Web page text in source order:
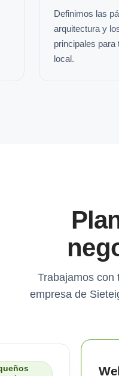
Definimos las
arquitectura y
principales para
local.
Trabajamos con
empresa de